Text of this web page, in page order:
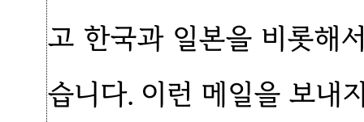
고 한국과 일본을 비롯해
습니다. 이런 메일을 보내